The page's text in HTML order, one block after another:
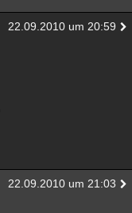
22.09.2010 um 20:59
22.09.2010 um 21:03